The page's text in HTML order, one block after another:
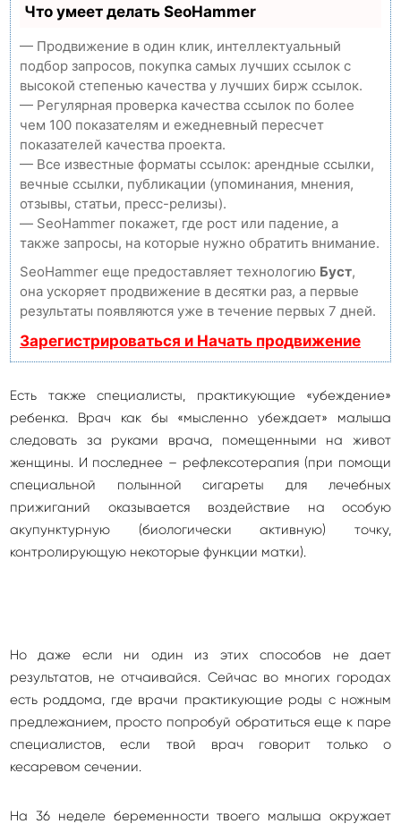
Что умеет делать SeoHammer
— Продвижение в один клик, интеллектуальный
подбор запросов, покупка самых лучших ссылок с
высокой степенью качества у лучших бирж ссылок.
— Регулярная проверка качества ссылок по более
чем 100 показателям и ежедневный пересчет
показателей качества проекта.
— Все известные форматы ссылок: арендные ссылки,
вечные ссылки, публикации (упоминания, мнения,
отзывы, статьи, пресс-релизы).
— SeoHammer покажет, где рост или падение, а
также запросы, на которые нужно обратить внимание.
SeoHammer еще предоставляет технологию Буст,
она ускоряет продвижение в десятки раз, а первые
результаты появляются уже в течение первых 7 дней.
Зарегистрироваться и Начать продвижение
Есть также специалисты, практикующие «убеждение»
ребенка. Врач как бы «мысленно убеждает» малыша
следовать за руками врача, помещенными на живот
женщины. И последнее – рефлексотерапия (при помощи
специальной полынной сигареты для лечебных
прижиганий оказывается воздействие на особую
акупунктурную (биологически активную) точку,
контролирующую некоторые функции матки).
Но даже если ни один из этих способов не дает
результатов, не отчаивайся. Сейчас во многих городах
есть роддома, где врачи практикующие роды с ножным
предлежанием, просто попробуй обратиться еще к паре
специалистов, если твой врач говорит только о
кесаревом сечении.
На 36 неделе беременности твоего малыша окружает